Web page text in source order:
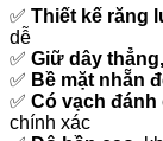
✅ Thiết kế răng
dễ
✅ Giữ dây
✅ Bề mặt nhẵn
✅ Có vạch đánh
chính xác